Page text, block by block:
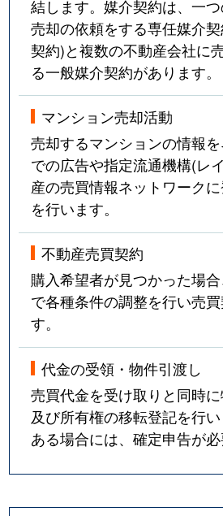
結します。媒介契約は、一
売却の依頼をする専任媒介
契約)と複数の不動産会社に
る一般媒介契約があります。
マンション売却活動
売却するマンションの情報
での広告や指定流通機構(レ
産の売買情報ネットワーク
を行います。
不動産売買契約
購入希望者が見つかった場
で各種条件の調整を行い売
す。
代金の受領・物件引渡し
売買代金を受け取りと同時
及び所有権の移転登記を行
ある場合には、確定申告が必